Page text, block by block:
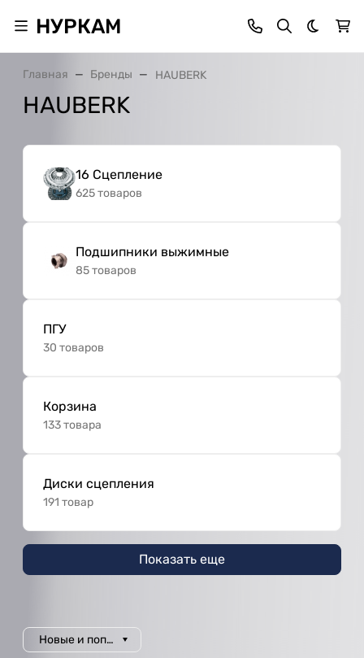
НУРКАМ Темная
Главная Бренды HAUBERK
HAUBERK
16 Сцепление
625 товаров
Подшипники выжимные
85 товаров
ПГУ
30 товаров
Корзина
133 товара
Диски сцепления
191 товар
Показать еще
Новые и популярные